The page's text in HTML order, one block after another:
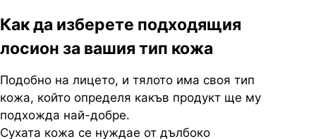
Как да изберете подходящия
лосион за вашия тип кожа
Подобно на лицето, и тялото има своя тип
кожа, който определя какъв продукт ще му
подхожда най-добре.
Сухата кожа се нуждае от дълбоко